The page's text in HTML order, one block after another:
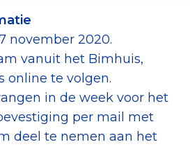
november 2020.
vanuit het Bimhuis,
online te volgen.
in de week voor het
per mail met
deel te nemen aan het